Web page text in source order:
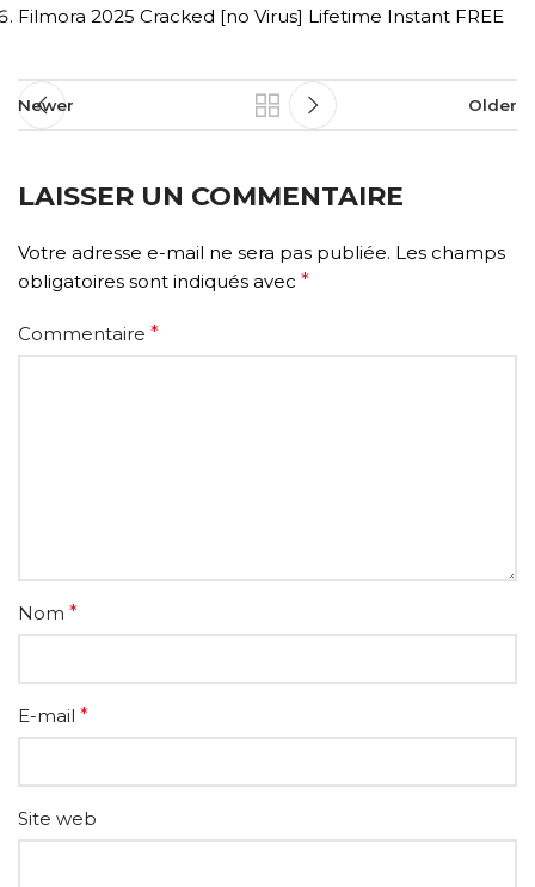
Filmora 2025 Cracked [no Virus] Lifetime Instant FREE
Newer Older
LAISSER UN COMMENTAIRE
Votre adresse e-mail ne sera pas publiée. Les champs
obligatoires sont indiqués avec *
Commentaire *
Nom *
E-mail *
Site web